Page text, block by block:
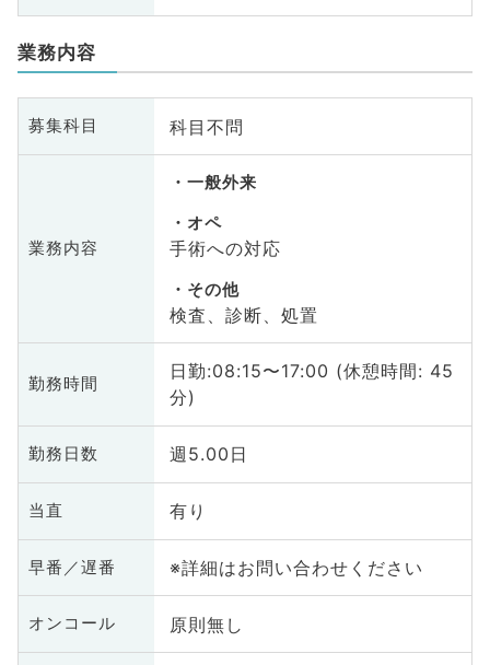
業務内容
募集科目 科目不問
業務内容
一般外来
オペ
手術への対応
その他
検査、診断、処置
勤務時間
日勤:08:15〜17:00 (休憩時間: 45
分)
勤務日数 週5.00日
当直 有り
早番／遅番 ※詳細はお問い合わせください
オンコール 原則無し